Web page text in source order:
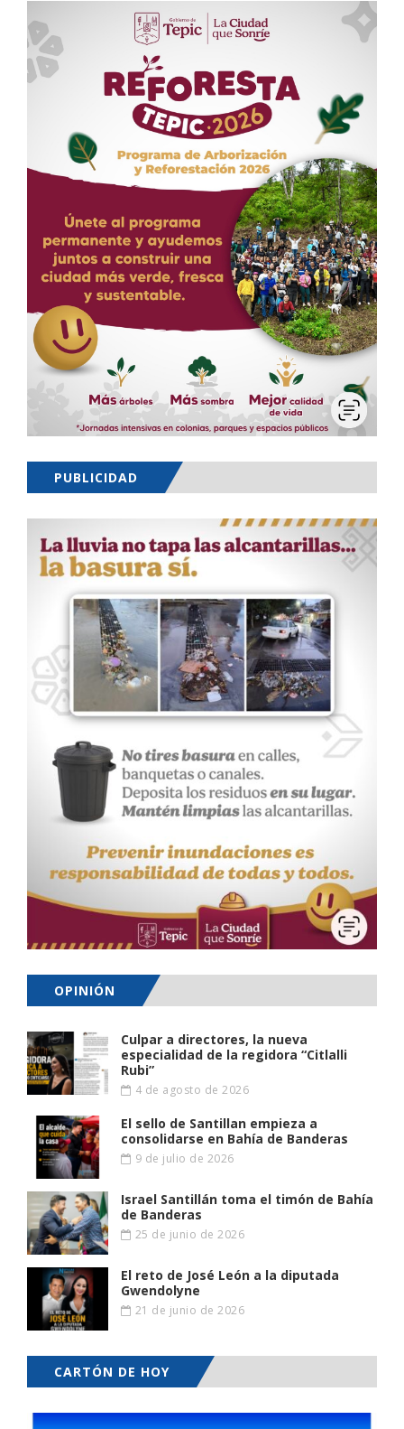
PUBLICIDAD
OPINIÓN
Culpar a directores, la nueva
especialidad de la regidora “Citlalli
Rubi”
4 de agosto de 2026
El sello de Santillan empieza a
consolidarse en Bahía de Banderas
9 de julio de 2026
Israel Santillán toma el timón de Bahía
de Banderas
25 de junio de 2026
El reto de José León a la diputada
Gwendolyne
21 de junio de 2026
CARTÓN DE HOY